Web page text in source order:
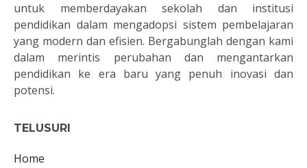
untuk memberdayakan sekolah dan institusi
pendidikan dalam mengadopsi sistem pembelajaran
yang modern dan efisien. Bergabunglah dengan kami
dalam merintis perubahan dan mengantarkan
pendidikan ke era baru yang penuh inovasi dan
potensi.
TELUSURI
Home